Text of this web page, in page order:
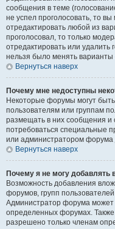
сообщения в теме
не успел проголосовать, то
отредактировать любой из
проголосовал, то только
отредактировать или удалить
нельзя было менять варианты
Вернуться наверх
Почему мне недоступны
Некоторые форумы могут
пользователям или группам
размещать в них сообщения и
потребоваться специальные
или администратором форума
Вернуться наверх
Почему я не могу добавлять
Возможность добавления
форумов, групп
Администратор форума
определенных форумах.
разрешено только членам